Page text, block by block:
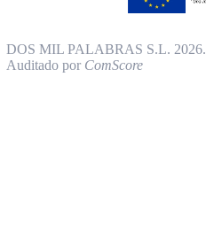
DOS MIL PALABRAS S.L. 2026.
Auditado por ComScore